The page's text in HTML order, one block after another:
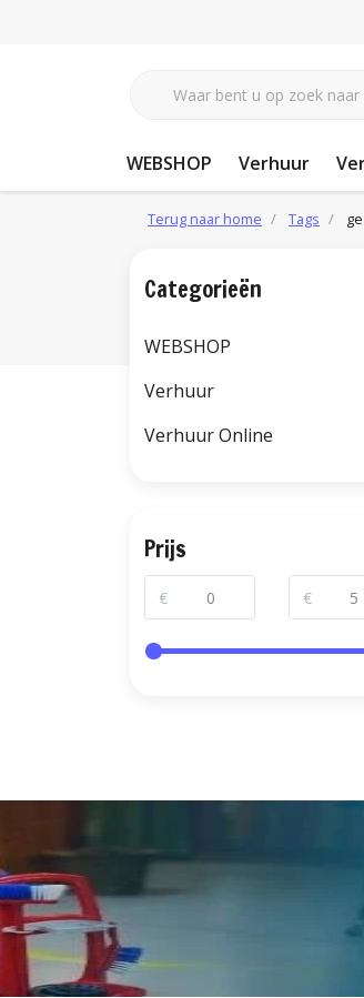
WEBSHOP Verhuur
Terug naar home Tags
Categorieën
WEBSHOP
Verhuur
Verhuur Online
Prijs
€ €